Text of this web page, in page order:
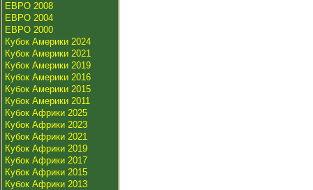
ЕВРО 2008
ЕВРО 2004
ЕВРО 2000
Кубок Америки 2024
Кубок Америки 2021
Кубок Америки 2019
Кубок Америки 2016
Кубок Америки 2015
Кубок Америки 2011
Кубок Африки 2025
Кубок Африки 2023
Кубок Африки 2021
Кубок Африки 2019
Кубок Африки 2017
Кубок Африки 2015
Кубок Африки 2013